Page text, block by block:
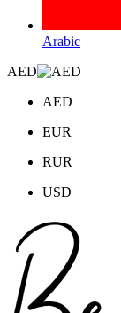
Arabic
AED
AED
EUR
RUR
USD